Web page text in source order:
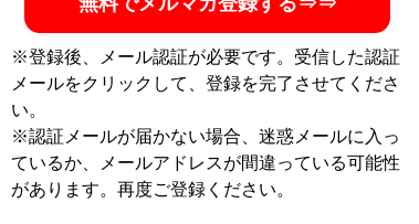
※登録後、メール認証が必要です。受信した認証
メールをクリックして、登録を完了させてくださ
い。
※認証メールが届かない場合、迷惑メールに入っ
ているか、メールアドレスが間違っている可能性
があります。再度ご登録ください。